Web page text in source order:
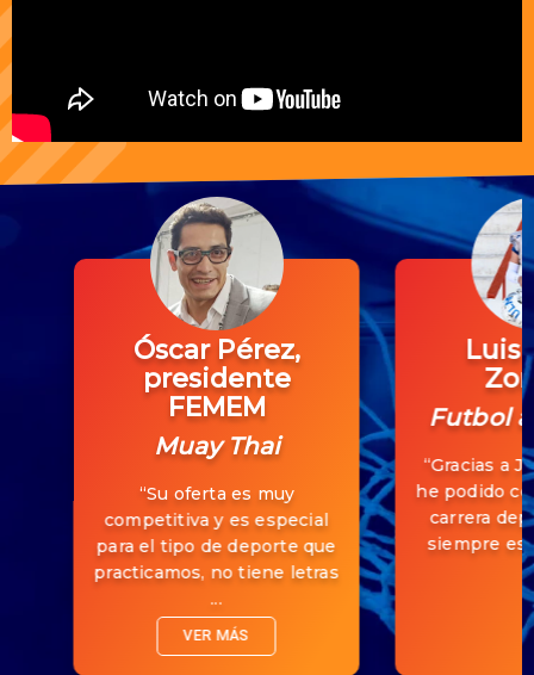
Óscar Pérez,
presidente
FEMEM
Muay Thai
“Su oferta es muy
competitiva y es especial
para el tipo de deporte que
practicamos, no tiene letras
...
VER MÁS
Luis
Futbol
“Gracias a
he podido
carrera
siempre